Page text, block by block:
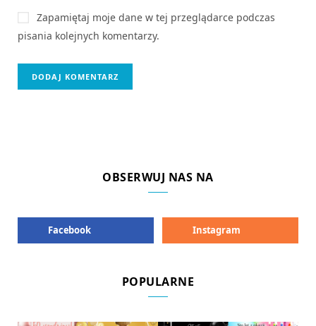
Zapamiętaj moje dane w tej przeglądarce podczas
pisania kolejnych komentarzy.
OBSERWUJ NAS NA
Facebook Instagram
POPULARNE